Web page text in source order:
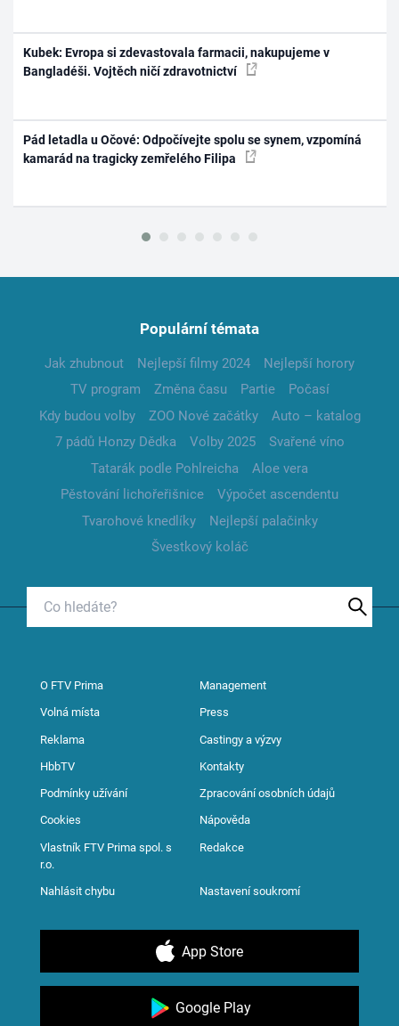
Kubek: Evropa si zdevastovala farmacii, nakupujeme v
Bangladéši. Vojtěch ničí zdravotnictví
Pád letadla u Očové: Odpočívejte spolu se synem, vzpomíná
kamarád na tragicky zemřelého Filipa
Populární témata
Jak zhubnout Nejlepší filmy 2024
Nejlepší horory
TV program
Změna času Partie
Počasí
Kdy budou volby
ZOO Nové začátky
Auto – katalog
7 pádů Honzy Dědka
Volby 2025
Svařené víno
Tatarák podle Pohlreicha
Aloe vera
Pěstování lichořeřišnice
Výpočet ascendentu
Tvarohové knedlíky
Nejlepší palačinky
Švestkový koláč
O FTV Prima Management
Volná místa Press
Reklama Castingy a výzvy
HbbTV Kontakty
Podmínky užívání Zpracování osobních údajů
Cookies Nápověda
Vlastník FTV Prima spol. s
r.o.
Redakce
Nahlásit chybu Nastavení soukromí
App Store
Google Play